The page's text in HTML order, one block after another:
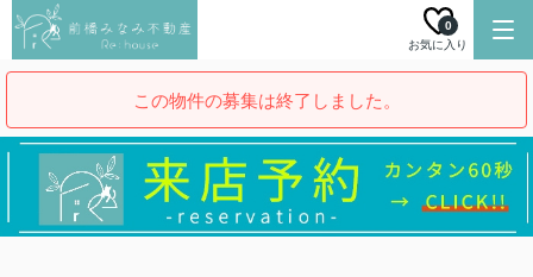
お気に入り
0
この物件の募集は終了しました。